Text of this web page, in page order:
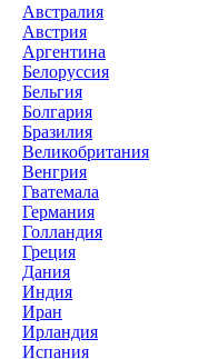
Австралия
Австрия
Аргентина
Белоруссия
Бельгия
Болгария
Бразилия
Великобритания
Венгрия
Гватемала
Германия
Голландия
Греция
Дания
Индия
Иран
Ирландия
Испания